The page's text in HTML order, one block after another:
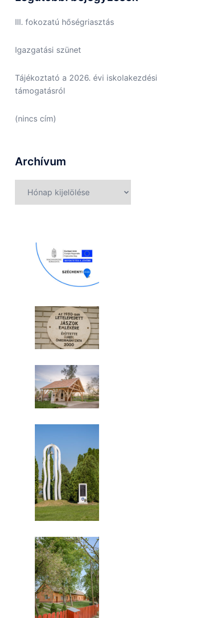
III. fokozatú hőségriasztás
Igazgatási szünet
Tájékoztató a 2026. évi iskolakezdési
támogatásról
(nincs cím)
Archívum